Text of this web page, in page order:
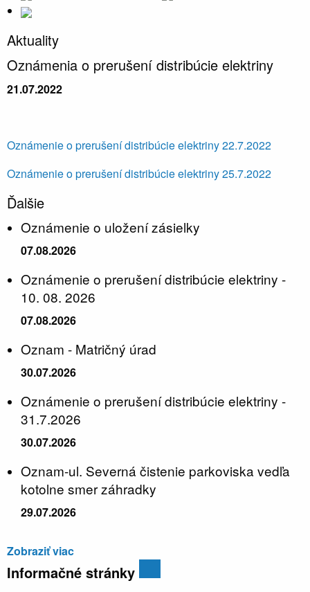
Aktuality
Oznámenia o prerušení distribúcie elektriny
21.07.2022
Oznámenie o prerušení distribúcie elektriny 22.7.2022
Oznámenie o prerušení distribúcie elektriny 25.7.2022
Ďalšie
Oznámenie o uložení zásielky
07.08.2026
Oznámenie o prerušení distribúcie elektriny -
10. 08. 2026
07.08.2026
Oznam - Matričný úrad
30.07.2026
Oznámenie o prerušení distribúcie elektriny -
31.7.2026
30.07.2026
Oznam-ul. Severná čistenie parkoviska vedľa
kotolne smer záhradky
29.07.2026
Zobraziť viac
Informačné stránky